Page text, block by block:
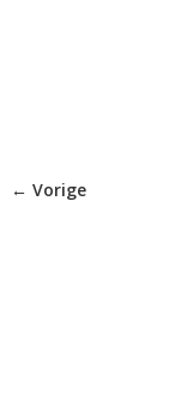
← Vorige